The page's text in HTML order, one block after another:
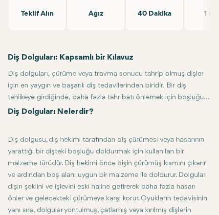
Teklif Alın Ağız 40 Dakika 1
Diş Dolguları: Kapsamlı bir Kılavuz
Diş dolguları, çürüme veya travma sonucu tahrip olmuş dişler
için en yaygın ve başarılı diş tedavilerinden biridir. Bir diş
tehlikeye girdiğinde, daha fazla tahribatı önlemek için boşluğu
doldurmak için bir dolgu uygulanır. Bu sadece dişin işlevini ve
dolgularının ne olduğunu, mevcut farklı dolgu türlerini, dolgu
alma sürecini ve iyileşme sırasında neler bekleneceğini
Diş Dolguları Nelerdir?
Diş dolgusu, diş hekimi tarafından diş çürümesi veya hasarının
yarattığı bir dişteki boşluğu doldurmak için kullanılan bir
malzeme türüdür. Diş hekimi önce dişin çürümüş kısmını çıkarır
ve ardından boş alanı uygun bir malzeme ile doldurur. Dolgular
dişin şeklini ve işlevini eski haline getirerek daha fazla hasarı
önler ve gelecekteki çürümeye karşı korur. Oyukların tedavisinin
yanı sıra, dolgular yontulmuş, çatlamış veya kırılmış dişlerin